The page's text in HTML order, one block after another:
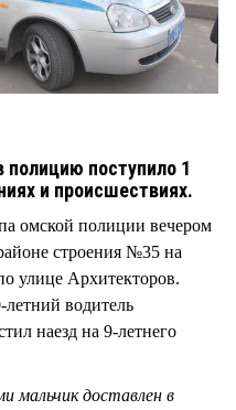
полицию поступило 1
и происшествиях.
омской полиции вечером
строения №35 на
улице Архитекторов.
водитель
наезд на 9-летнего
мальчик доставлен в